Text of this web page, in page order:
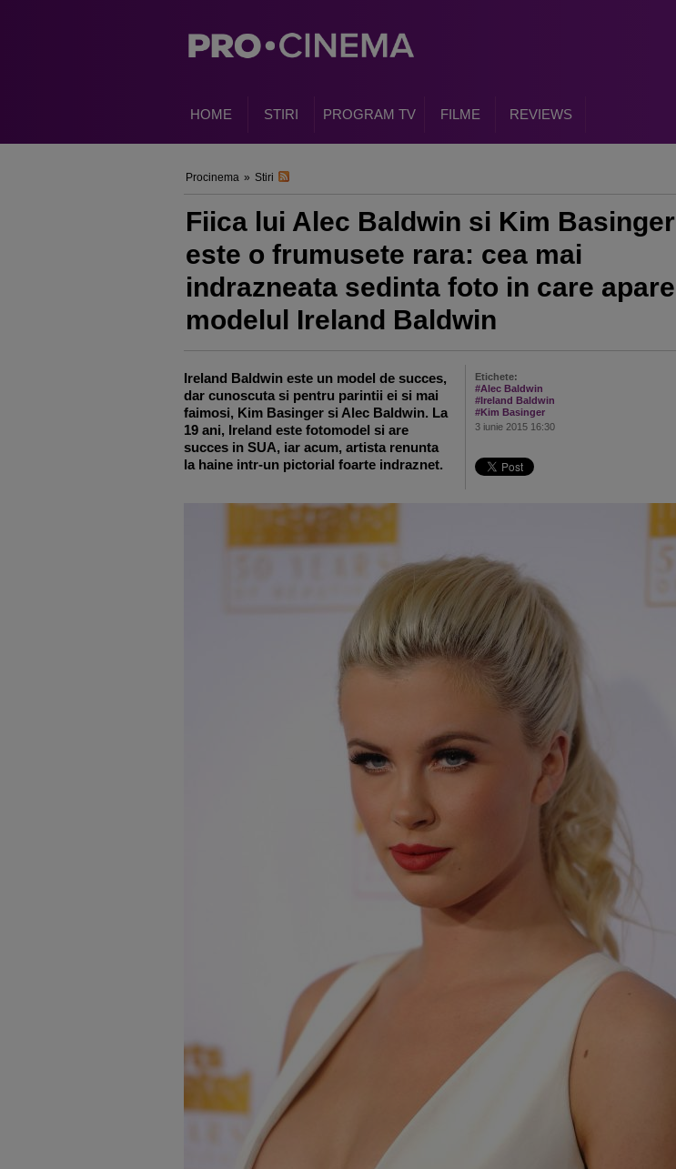
HOME STIRI PROGRAM TV FILME REVIEWS
Procinema » Stiri
Fiica lui Alec Baldwin si Kim Basinger
este o frumusete rara: cea mai
indrazneata sedinta foto in care apare
modelul Ireland Baldwin
Etichete:
#Alec Baldwin
#Ireland Baldwin
#Kim Basinger
3 iunie 2015 16:30
Ireland Baldwin este un model de succes,
dar cunoscuta si pentru parintii ei si mai
faimosi, Kim Basinger si Alec Baldwin. La
19 ani, Ireland este fotomodel si are
succes in SUA, iar acum, artista renunta
la haine intr-un pictorial foarte indraznet.